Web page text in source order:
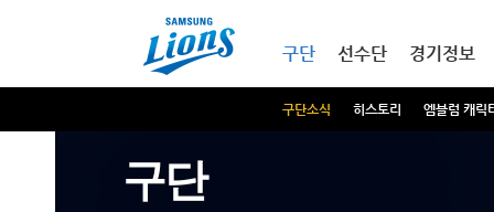
구단
구단소식 히스토리 엠블럼 캐릭
선수단 경기정보
구단